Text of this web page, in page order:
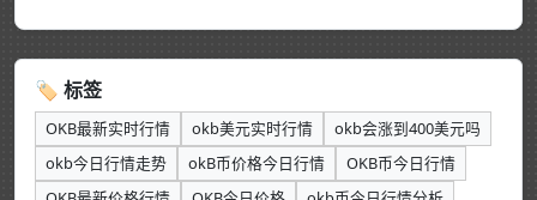
🏷 标签
OKB最新实时行情 okb美元实时行情
okb会涨到400美元吗
okb今日行情走势
okB币价格今日行情
OKB币今日行情